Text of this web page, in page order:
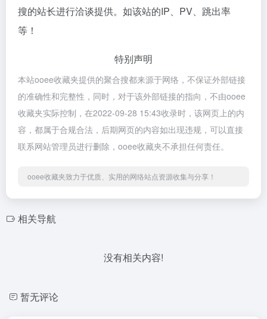
搜的站长进行洽谈提供。如该站的IP、PV、跳出率
等！
特别声明
本站ooee收藏夹提供的聚合搜都来源于网络，不保证外部链接
的准确性和完整性，同时，对于该外部链接的指向，不由ooee
收藏夹实际控制，在2022-09-28 15:43收录时，该网页上的内
容，都属于合规合法，后期网页的内容如出现违规，可以直接
联系网站管理员进行删除，ooee收藏夹不承担任何责任。
ooee收藏夹致力于优质、实用的网络站点资源收集与分享！
相关导航
没有相关内容!
暂无评论